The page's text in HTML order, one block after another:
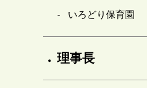
いろどり保育園
理事長